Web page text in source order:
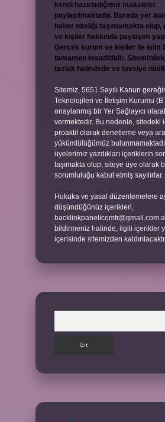
kendi hazırladığımız makaleler
paylaşılmaktadır. Burada yer
haber niteliği taşımamakta
ve kişiler hakkında paylaşım
Gerçek kurum ve kişiler ile isim
tamamen tesadüfidir.
taslak halindedir ve tavsiye
Sitemiz, 5651 Sayılı Kanun
Teknolojileri ve İletişim Kurumu
onaylanmış bir Yer Sağlayıcı
vermektedir. Bu nedenle, sitedeki
proaktif olarak denetleme veya
yükümlülüğümüz
üyelerimiz yazdıkları içeriklerin
taşımakta olup, siteye üye olarak
sorumluluğu kabul etmiş sayılırlar.
Hukuka ve yasal düzenlemelere
düşündüğünüz içerikleri,
backlinkpanelicomtr@gmail.com
bildirmeniz halinde, ilgili içerikler
içerisinde sitemizden